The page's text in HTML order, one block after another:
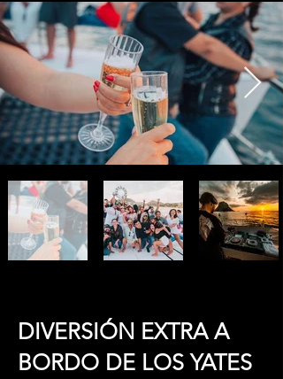
DIVERSIÓN EXTRA A
BORDO DE LOS YATES